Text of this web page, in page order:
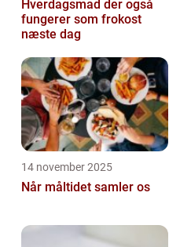
Hverdagsmad der også
fungerer som frokost
næste dag
14 november 2025
Når måltidet samler os